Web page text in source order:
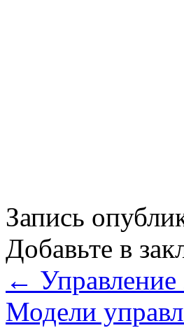
Запись
Добавьте в
← Управление
Модели